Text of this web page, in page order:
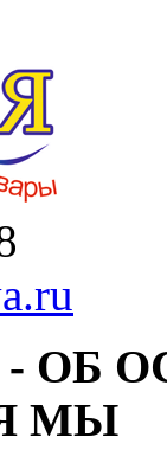
- ОБ
МЫ